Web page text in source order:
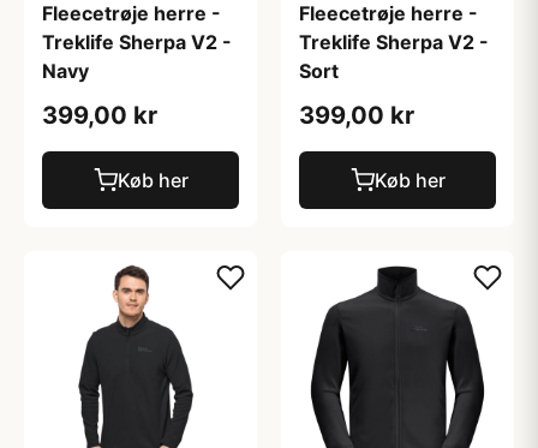
Fleecetrøje herre -
Treklife Sherpa V2 -
Navy
399,00 kr
Køb her
Fleecetrøje herre -
Treklife Sherpa V2 -
Sort
399,00 kr
Køb her